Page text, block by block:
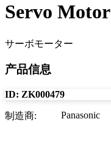
Servo Motor
サーボモーター
产品信息
ID: ZK000479
制造商: Panasonic